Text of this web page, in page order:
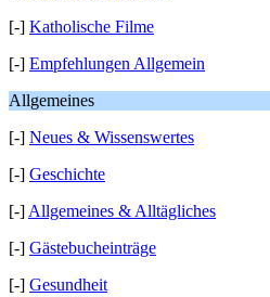
[-] Katholische Filme
[-] Empfehlungen Allgemein
Allgemeines
[-] Neues & Wissenswertes
[-] Geschichte
[-] Allgemeines & Alltägliches
[-] Gästebucheinträge
[-] Gesundheit